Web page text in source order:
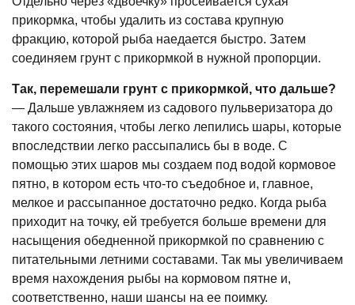
прикормка, чтобы удалить из состава крупную
фракцию, которой рыба наедается быстро. Затем
соединяем грунт с прикормкой в нужной пропорции.
Так, перемешали грунт с прикормкой, что дальше?
— Дальше увлажняем из садового пульверизатора до
такого состояния, чтобы легко лепились шары, которые
впоследствии легко рассыпались бы в воде. С
помощью этих шаров мы создаем под водой кормовое
пятно, в котором есть что-то съедобное и, главное,
мелкое и рассыпанное достаточно редко. Когда рыба
приходит на точку, ей требуется больше времени для
насыщения обедненной прикормкой по сравнению с
питательными летними составами. Так мы увеличиваем
время нахождения рыбы на кормовом пятне и,
соответственно, наши шансы на ее поимку.